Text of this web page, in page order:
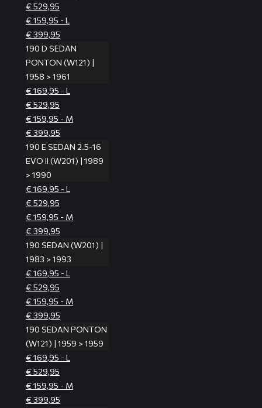
€ 529,95
€ 159,95 - L
€ 399,95
190 D SEDAN
PONTON (W121) |
1958 > 1961
€ 169,95 - L
€ 529,95
€ 159,95 - M
€ 399,95
190 E SEDAN 2.5-16
EVO II (W201) | 1989
> 1990
€ 169,95 - L
€ 529,95
€ 159,95 - M
€ 399,95
190 SEDAN (W201) |
1983 > 1993
€ 169,95 - L
€ 529,95
€ 159,95 - M
€ 399,95
190 SEDAN PONTON
(W121) | 1959 > 1959
€ 169,95 - L
€ 529,95
€ 159,95 - M
€ 399,95